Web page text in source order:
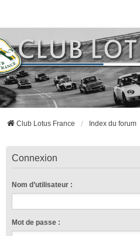
Club Lotus France Index du forum
Connexion
Nom d’utilisateur :
Mot de passe :